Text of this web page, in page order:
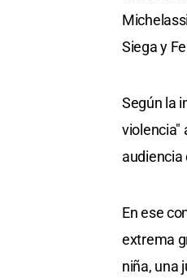
Siega y
Según la
violencia"
audiencia
En ese
extrema
niña, una